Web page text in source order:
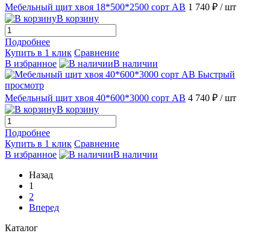
Мебельный щит хвоя 18*500*2500 сорт АВ 1 740 ₽ / шт
В корзину
Подробнее
Купить в 1 клик Сравнение
В избранное
В наличии
Быстрый
просмотр
Мебельный щит хвоя 40*600*3000 сорт АВ 4 740 ₽ / шт
В корзину
Подробнее
Купить в 1 клик Сравнение
В избранное
В наличии
Назад
1
2
Вперед
Каталог